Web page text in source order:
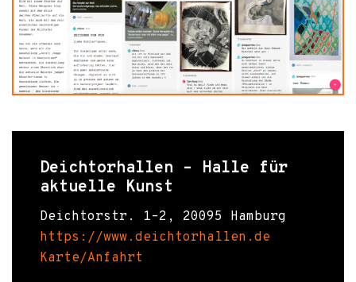
Deichtorhallen – Halle für
aktuelle Kunst
Deichtorstr. 1–2, 20095 Hamburg
https://www.deichtorhallen.de
Karte/Anfahrt